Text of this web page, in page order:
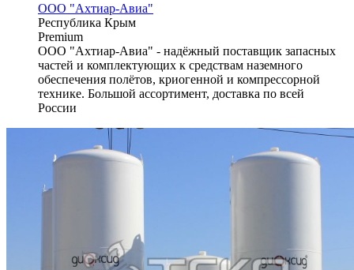
ООО "Ахтиар-Авиа"
Республика Крым
Premium
ООО "Ахтиар-Авиа" - надёжный поставщик запасных
частей и комплектующих к средствам наземного
обеспечения полётов, криогенной и компрессорной
технике. Большой ассортимент, доставка по всей
России